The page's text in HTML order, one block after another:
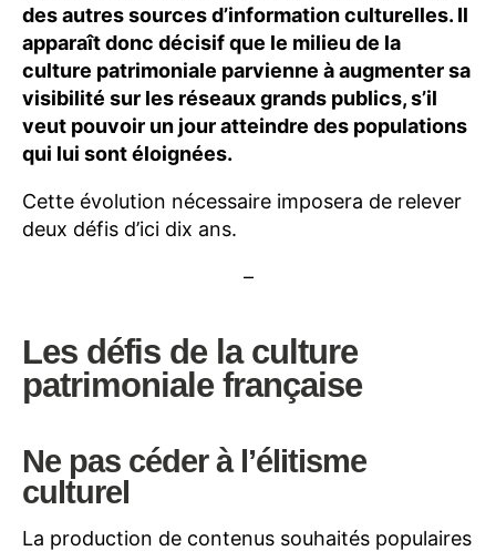
des autres sources d’information culturelles. Il
apparaît donc décisif que le milieu de la
culture patrimoniale parvienne à augmenter sa
visibilité sur les réseaux grands publics, s’il
veut pouvoir un jour atteindre des populations
qui lui sont éloignées.
Cette évolution nécessaire imposera de relever
deux défis d’ici dix ans.
–
Les défis de la culture
patrimoniale française
Ne pas céder à l’élitisme
culturel
La production de contenus souhaités populaires